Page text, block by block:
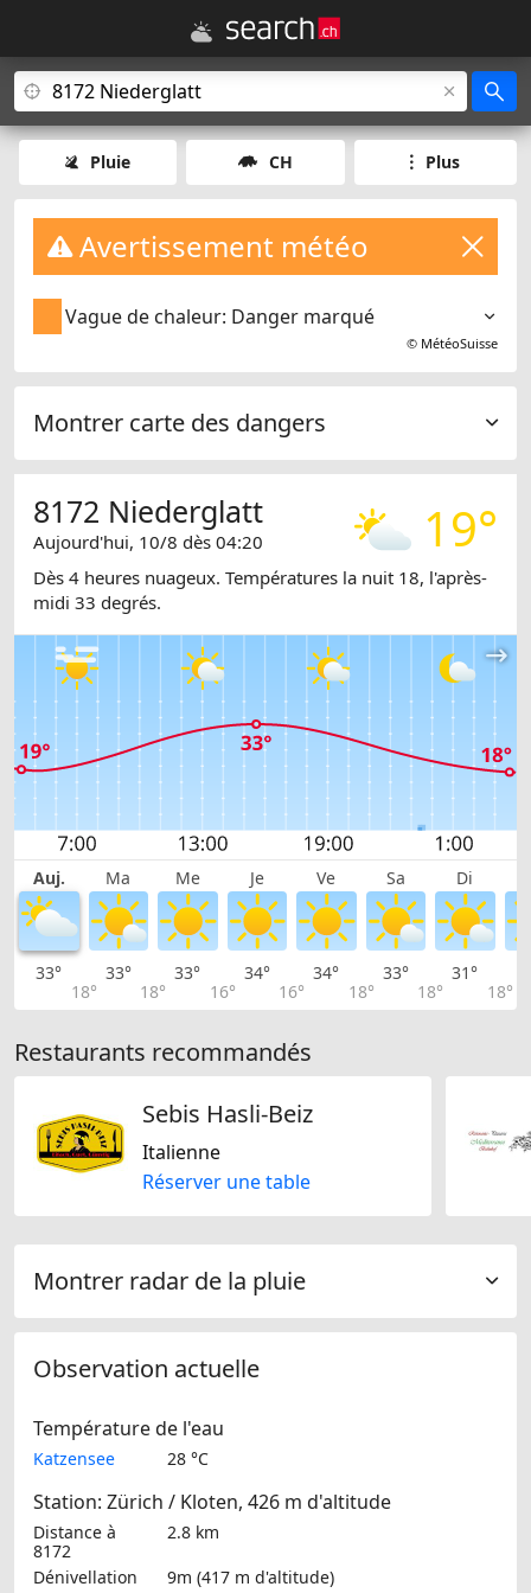
Pluie CH Plus
Avertissement météo
Vague de chaleur: Danger marqué
© MétéoSuisse
Montrer carte des dangers
19°
8172 Niederglatt
Aujourd'hui, 10/8 dès 04:20
Dès 4 heures nuageux. Températures la nuit 18, l'après-
midi 33 degrés.
Auj. Ma Me Je Ve Sa Di
33°
18°
33°
18°
33°
16°
34°
16°
34°
18°
33°
18°
31°
18°
Restaurants recommandés
Sebis Hasli-Beiz
Italienne
Réserver une table
Montrer radar de la pluie
Observation actuelle
Température de l'eau
Katzensee 28 °C
Station: Zürich / Kloten, 426 m d'altitude
Distance à
8172
2.8 km
Dénivellation
9m (417 m d'altitude)